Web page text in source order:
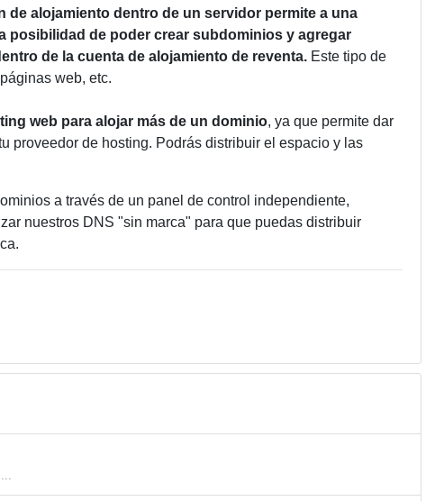
de alojamiento dentro de un servidor permite a una
posibilidad de poder crear subdominios y agregar
de la cuenta de alojamiento de reventa. Este tipo de
web, etc.
web para alojar más de un dominio, ya que permite dar
proveedor de hosting. Podrás distribuir el espacio y las
a través de un panel de control independiente,
nuestros DNS "sin marca" para que puedas distribuir